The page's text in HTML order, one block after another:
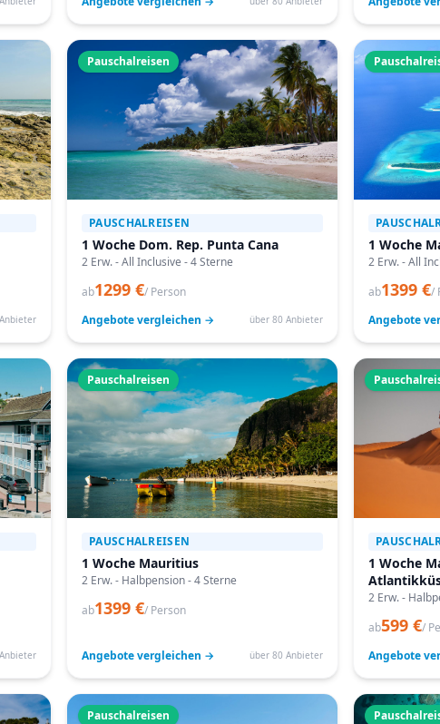
Pauschalreisen
PAUSCHALREISEN
1 Woche Dom. Rep. Punta Cana
2 Erw. - All Inclusive - 4 Sterne
ab1299 €/ Person
Angebote vergleichen →
über 80 Anbieter
1 Woche
2 Erw. - All
ab1399 €/
Angebote
Pauschalreisen
PAUSCHALREISEN
1 Woche Mauritius
2 Erw. - Halbpension - 4 Sterne
ab1399 €/ Person
Angebote vergleichen → über 80 Anbieter
1 Woche
2 Erw. -
ab599 €/
Angebote
Pauschalreisen